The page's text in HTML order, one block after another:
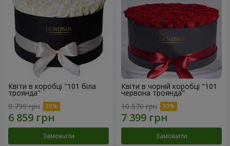
Квіти в коробці "101 біла
троянда"
9 799 грн
Замовити
Квіти в чорній коробці "101
червона троянда"
10 570 грн
Замовити